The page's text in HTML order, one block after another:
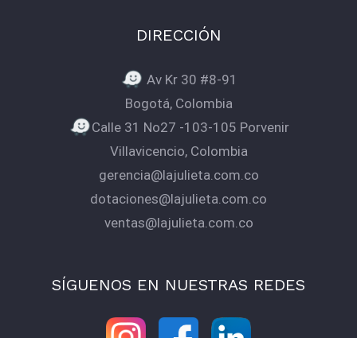
DIRECCIÓN
Av Kr 30 #8-91
Bogotá, Colombia
Calle 31 No27 -103-105 Porvenir
Villavicencio, Colombia
gerencia@lajulieta.com.co
dotaciones@lajulieta.com.co
ventas@lajulieta.com.co
SÍGUENOS EN NUESTRAS REDES